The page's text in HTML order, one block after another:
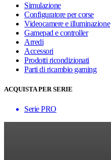
Simulazione
Configuratore per corse
Videocamere e illuminazione
Gamepad e controller
Arredi
Accessori
Prodotti ricondizionati
Parti di ricambio gaming
ACQUISTA PER SERIE
Serie PRO